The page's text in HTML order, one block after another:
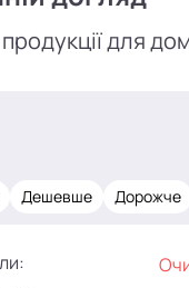
для
Дешевше Дорожче